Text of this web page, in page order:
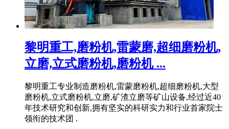
黎明重工,磨粉机,雷蒙磨,超细磨粉机,
立磨,立式磨粉机,磨粉机 ...
黎明重工专业制造磨粉机,雷蒙磨粉机,超细磨粉机,大型
磨粉机,立式磨粉机,立磨,矿渣立磨等矿山设备,经过近40
年技术研究和创新,拥有坚实的科研实力和行业首家院士
领衔的技术团 .